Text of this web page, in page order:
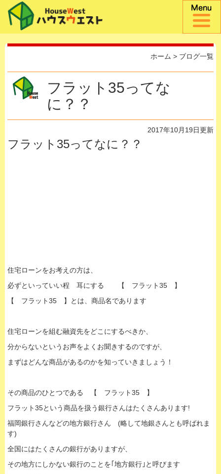
ホーム > ブログ一覧
フラット35ってな
に？？
2017年10月19日更新
フラット35ってなに？？
住宅ローンをお考えの方は、
必ずといっていい程 耳にする 【 フラット35 】
【 フラット35 】とは、商品名であります
住宅ローンを組む融資先をどこにするべきか、
分からないというお声をよくお聞きするのですが、
まずはどんな商品があるのかを知っていきましょう！
その商品のひとつである 【 フラット35 】
フラット35という商品を扱う銀行さんはたくさんあります!
福岡銀行さんなどの地方銀行さん (略して地銀さんとも呼ばれま
す)
全国にはたくさんの銀行がありますが、
その地方にしかない銀行のことを｢地方銀行｣と呼びます